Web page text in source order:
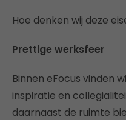
Hoe denken wij deze
Prettige werksfeer
Binnen eFocus vinden
inspiratie en
daarnaast de ruimte